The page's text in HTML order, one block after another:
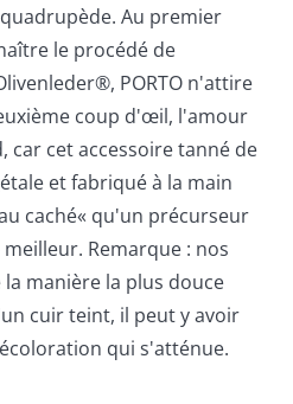
Au premier
le procédé de
PORTO n'attire
coup d'œil, l'amour
car cet accessoire tanné de
et fabriqué à la main
caché« qu'un précurseur
Remarque : nos
manière la plus douce
cuir teint, il peut y avoir
qui s'atténue.